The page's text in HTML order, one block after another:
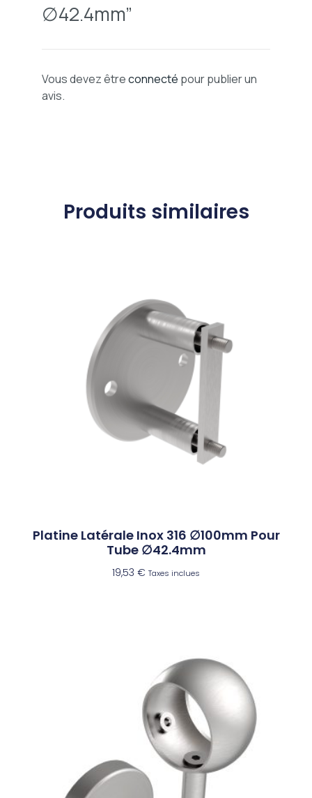
∅42.4mm”
Vous devez êtreconnecté pour publier un
avis.
Produits similaires
Platine Latérale Inox 316 ∅100mm Pour
Tube ∅42.4mm
19,53 € Taxes inclues